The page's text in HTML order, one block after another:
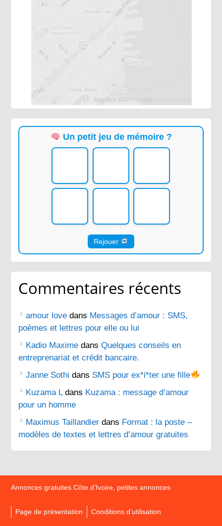
Un petit jeu de mémoire ?
Rejouer
Commentaires récents
amour love dans Messages d’amour : SMS,
poèmes et lettres pour elle ou lui
Kadio Maxime dansQuelques conseils en
entreprenariat et crédit bancaire.
Janne Sothi dans SMS pour ex*i*ter une fille
Kuzama Ldans Kuzama : message d’amour
pour un homme
Maximus Taillandier dans Format : la poste –
modèles de textes et lettres d’amour gratuites
Annonces gratuites Côte d’Ivoire, petites annonces
Page de présentation Conditions d’utilisation